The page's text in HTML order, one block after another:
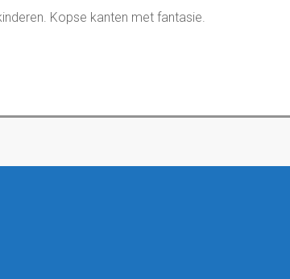
Kopse kanten met fantasie.